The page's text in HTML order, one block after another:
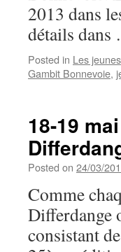
2013 dans
détails
Posted in Les jeunes
Gambit Bonnevoie,
18-19
Posted on 24/03/
Comme
Differdange
consistant